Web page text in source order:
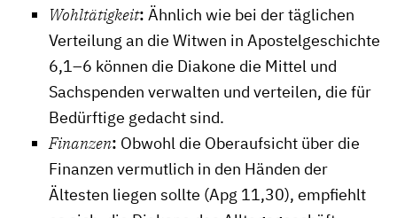
Wohltätigkeit: Ähnlich wie bei der täglichen
Verteilung an die Witwen in Apostelgeschichte
6,1–6 können die Diakone die Mittel und
Sachspenden verwalten und verteilen, die für
Bedürftige gedacht sind.
Finanzen: Obwohl die Oberaufsicht über die
Finanzen vermutlich in den Händen der
Ältesten liegen sollte (Apg 11,30), empfiehlt